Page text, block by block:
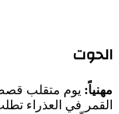
الحوت
مهنياً: يوم متقلب قصص
القمر في العذراء